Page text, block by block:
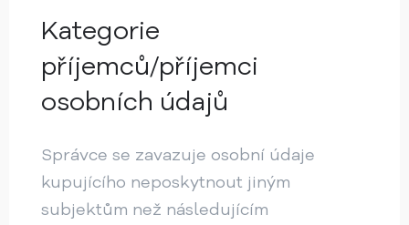
Kategorie
příjemců/příjemci
osobních údajů
Správce se zavazuje osobní údaje
kupujícího neposkytnout jiným
subjektům než následujícím